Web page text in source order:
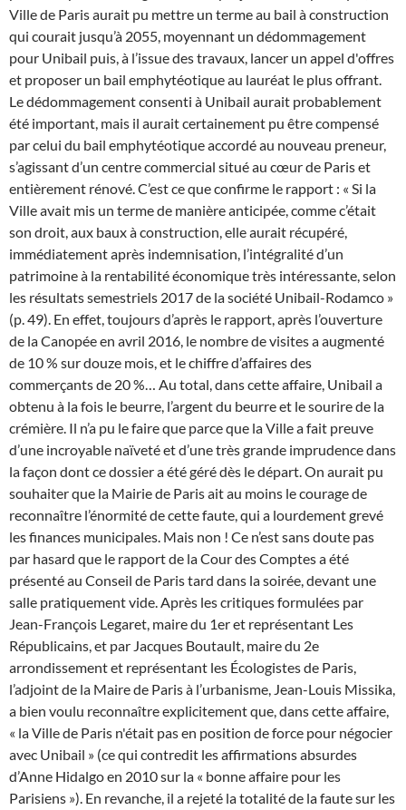
Ville de Paris aurait pu mettre un terme au bail à construction
qui courait jusqu’à 2055, moyennant un dédommagement
pour Unibail puis, à l’issue des travaux, lancer un appel d'offres
et proposer un bail emphytéotique au lauréat le plus offrant.
Le dédommagement consenti à Unibail aurait probablement
été important, mais il aurait certainement pu être compensé
par celui du bail emphytéotique accordé au nouveau preneur,
s’agissant d’un centre commercial situé au cœur de Paris et
entièrement rénové. C’est ce que confirme le rapport : « Si la
Ville avait mis un terme de manière anticipée, comme c’était
son droit, aux baux à construction, elle aurait récupéré,
immédiatement après indemnisation, l’intégralité d’un
patrimoine à la rentabilité économique très intéressante, selon
les résultats semestriels 2017 de la société Unibail-Rodamco »
(p. 49). En effet, toujours d’après le rapport, après l’ouverture
de la Canopée en avril 2016, le nombre de visites a augmenté
de 10 % sur douze mois, et le chiffre d’affaires des
commerçants de 20 %… Au total, dans cette affaire, Unibail a
obtenu à la fois le beurre, l’argent du beurre et le sourire de la
crémière. Il n’a pu le faire que parce que la Ville a fait preuve
d’une incroyable naïveté et d’une très grande imprudence dans
la façon dont ce dossier a été géré dès le départ. On aurait pu
souhaiter que la Mairie de Paris ait au moins le courage de
reconnaître l’énormité de cette faute, qui a lourdement grevé
les finances municipales. Mais non ! Ce n’est sans doute pas
par hasard que le rapport de la Cour des Comptes a été
présenté au Conseil de Paris tard dans la soirée, devant une
salle pratiquement vide. Après les critiques formulées par
Jean-François Legaret, maire du 1er et représentant Les
Républicains, et par Jacques Boutault, maire du 2e
arrondissement et représentant les Écologistes de Paris,
l’adjoint de la Maire de Paris à l’urbanisme, Jean-Louis Missika,
a bien voulu reconnaître explicitement que, dans cette affaire,
« la Ville de Paris n'était pas en position de force pour négocier
avec Unibail » (ce qui contredit les affirmations absurdes
d’Anne Hidalgo en 2010 sur la « bonne affaire pour les
Parisiens »). En revanche, il a rejeté la totalité de la faute sur les